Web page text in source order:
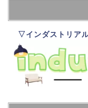
▽インダストリアル